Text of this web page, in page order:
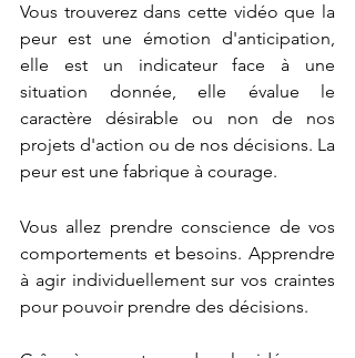
Vous trouverez dans cette vidéo que la
peur est une émotion d'anticipation,
elle est un indicateur face à une
situation donnée, elle évalue le
caractère désirable ou non de nos
projets d'action ou de nos décisions. La
peur est une fabrique à courage.
Vous allez prendre conscience de vos
comportements et besoins. Apprendre
à agir individuellement sur vos craintes
pour pouvoir prendre des décisions.